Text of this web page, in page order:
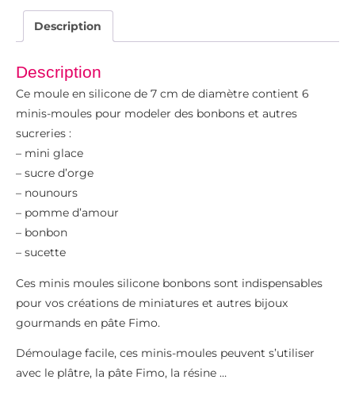
Description
Description
Ce moule en silicone de 7 cm de diamètre contient 6
minis-moules pour modeler des bonbons et autres
sucreries :
– mini glace
– sucre d’orge
– nounours
– pomme d’amour
– bonbon
– sucette
Ces minis moules silicone bonbons sont indispensables
pour vos créations de miniatures et autres bijoux
gourmands en pâte Fimo.
Démoulage facile, ces minis-moules peuvent s’utiliser
avec le plâtre, la pâte Fimo, la résine …